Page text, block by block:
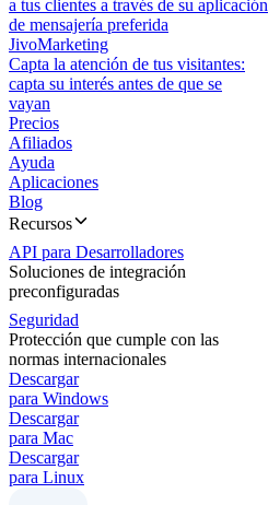
a tus clientes a través de su aplicación
de mensajería preferida
JivoMarketing
Capta la atención de tus visitantes:
capta su interés antes de que se
vayan
Precios
Afiliados
Ayuda
Aplicaciones
Blog
Recursos
API para Desarrolladores
Soluciones de integración
preconfiguradas
Seguridad
Protección que cumple con las
normas internacionales
Descargar
para Windows
Descargar
para Mac
Descargar
para Linux